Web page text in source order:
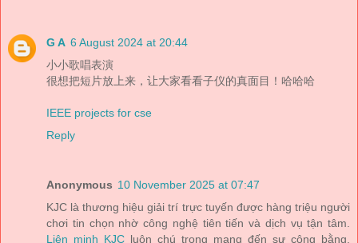
G A 6 August 2024 at 20:44
小小歌唱表演
很想把短片放上来，让大家看看子仪的真面目！哈哈哈
IEEE projects for cse
Reply
Anonymous 10 November 2025 at 07:47
KJC là thương hiệu giải trí trực tuyến được hàng triệu người
chơi tin chọn nhờ công nghệ tiên tiến và dịch vụ tận tâm.
Liên minh KJC luôn chú trọng mang đến sự công bằng,